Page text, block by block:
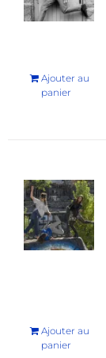
Ajouter au
panier
Ajouter au
panier